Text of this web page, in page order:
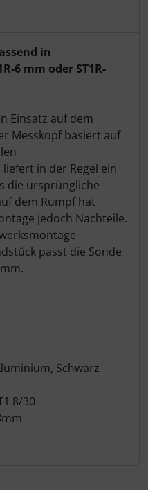
in
6 mm oder ST1R-
Einsatz auf dem
Messkopf basiert auf
in der Regel ein
die ursprüngliche
dem Rumpf hat
jedoch Nachteile.
passt die Sonde
Schwarz
8/30